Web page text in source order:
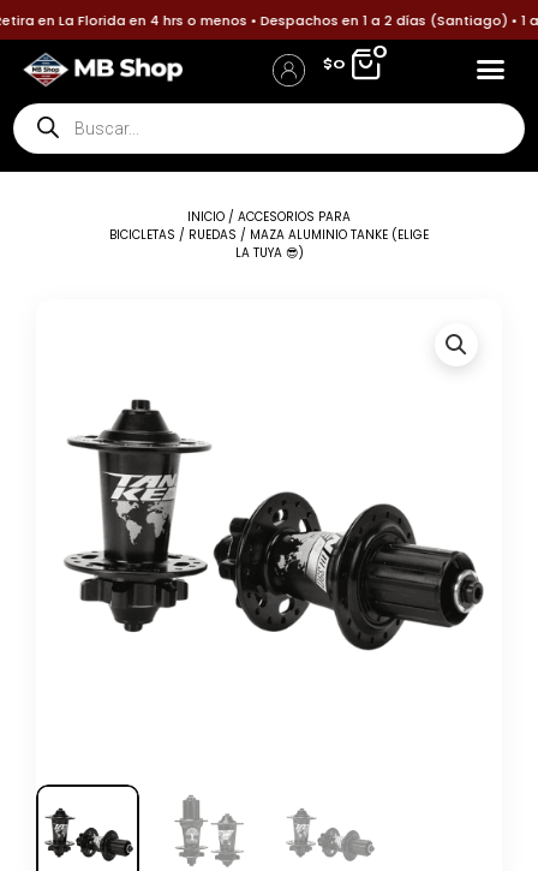
Ir
al
contenido
en La Florida en 4 hrs o menos • Despachos en 1 a 2 días (Santiago) •
$0
0
Búsqueda
de
productos
INICIO / ACCESORIOS PARA
BICICLETAS / RUEDAS / MAZA ALUMINIO TANKE (ELIGE
LA TUYA 😎)